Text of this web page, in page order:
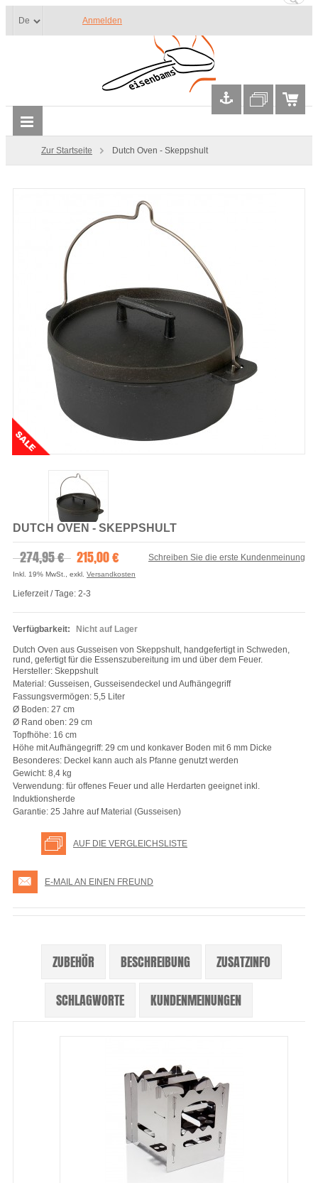
Anmelden
Zur Startseite Dutch Oven - Skeppshult
DUTCH OVEN - SKEPPSHULT
Schreiben Sie die erste Kundenmeinung
Verfügbarkeit: Nicht auf Lager
274,95 € 215,00 €
Inkl. 19% MwSt. exkl. Versandkosten
Lieferzeit / Tage: 2-3
Dutch Oven aus Gusseisen von Skeppshult, handgefertigt in Schweden,
rund, gefertigt für die Essenszubereitung im und über dem Feuer.
Hersteller: Skeppshult
Material: Gusseisen, Gusseisendeckel und Aufhängegriff
Fassungsvermögen: 5,5 Liter
Ø Boden: 27 cm
Ø Rand oben: 29 cm
Topfhöhe: 16 cm
Höhe mit Aufhängegriff: 29 cm und konkaver Boden mit 6 mm Dicke
Besonderes: Deckel kann auch als Pfanne genutzt werden
Gewicht: 8,4 kg
Verwendung: für offenes Feuer und alle Herdarten geeignet inkl.
Induktionsherde
Garantie: 25 Jahre auf Material (Gusseisen)
AUF DIE VERGLEICHSLISTE
E-MAIL AN EINEN FREUND
ZUBEHÖR BESCHREIBUNG
ZUSATZINFO
SCHLAGWORTE
KUNDENMEINUNGEN